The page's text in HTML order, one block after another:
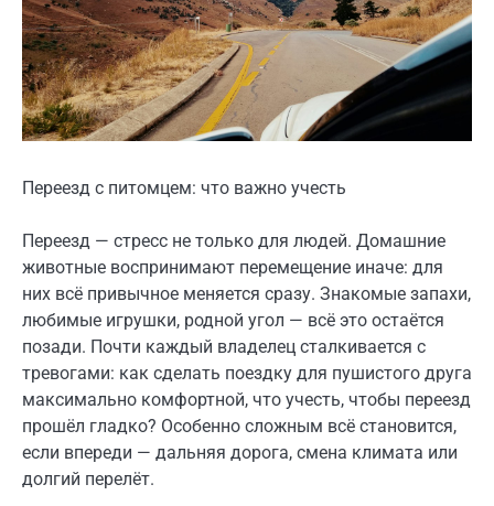
Переезд с питомцем: что важно учесть
Переезд — стресс не только для людей. Домашние
животные воспринимают перемещение иначе: для
них всё привычное меняется сразу. Знакомые запахи,
любимые игрушки, родной угол — всё это остаётся
позади. Почти каждый владелец сталкивается с
тревогами: как сделать поездку для пушистого друга
максимально комфортной, что учесть, чтобы переезд
прошёл гладко? Особенно сложным всё становится,
если впереди — дальняя дорога, смена климата или
долгий перелёт.